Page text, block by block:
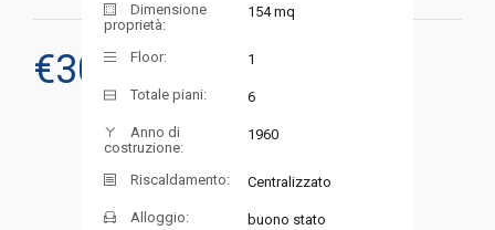
€300
Dimensione
proprietà:
154 mq
Floor: 1
Totale piani: 6
Anno di
costruzione:
1960
Riscaldamento: Centralizzato
Alloggio: buono stato